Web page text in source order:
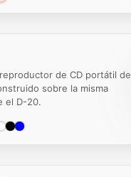
de CD portátil de
sobre la misma
el D-20.